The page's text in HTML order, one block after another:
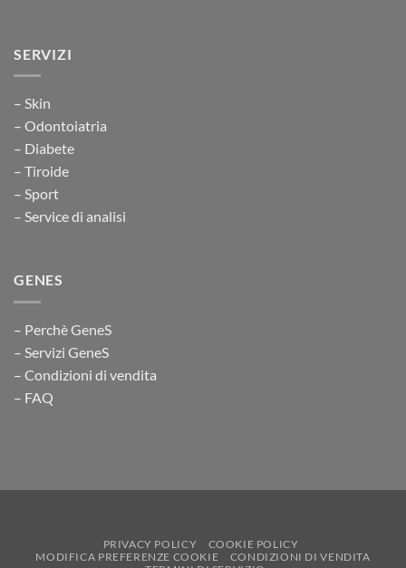
SERVIZI
– Skin
– Odontoiatria
– Diabete
– Tiroide
– Sport
– Service di analisi
GENES
– Perchè GeneS
– Servizi GeneS
– Condizioni di vendita
– FAQ
PRIVACY POLICY
COOKIE POLICY
MODIFICA PREFERENZE COOKIE
CONDIZIONI DI VENDITA